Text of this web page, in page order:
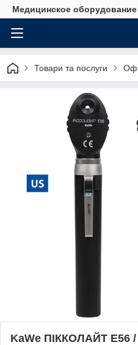
Медицинское
Товари та послуги
KaWe ПІККОЛАЙТ